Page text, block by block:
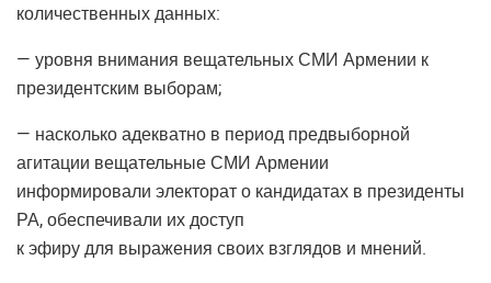
количественных данных:
— уровня внимания вещательных СМИ Армении к
президентским выборам;
— насколько адекватно в период предвыборной
агитации вещательные СМИ Армении
информировали электорат о кандидатах в президенты
РА, обеспечивали их доступ
к эфиру для выражения своих взглядов и мнений.